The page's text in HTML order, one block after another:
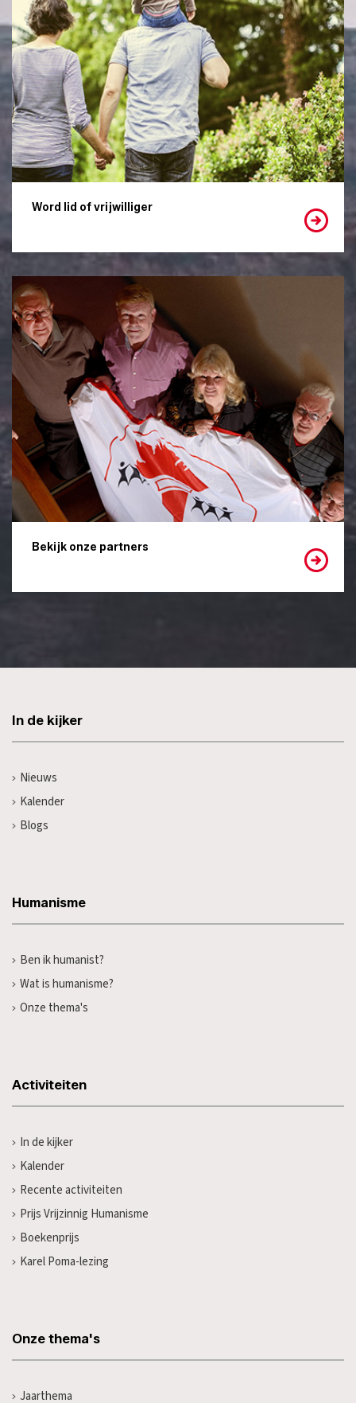
Word lid of vrijwilliger
Bekijk onze partners
In de kijker
Nieuws
Kalender
Blogs
Humanisme
Ben ik humanist?
Wat is humanisme?
Onze thema's
Activiteiten
In de kijker
Kalender
Recente activiteiten
Prijs Vrijzinnig Humanisme
Boekenprijs
Karel Poma-lezing
Onze thema's
Jaarthema